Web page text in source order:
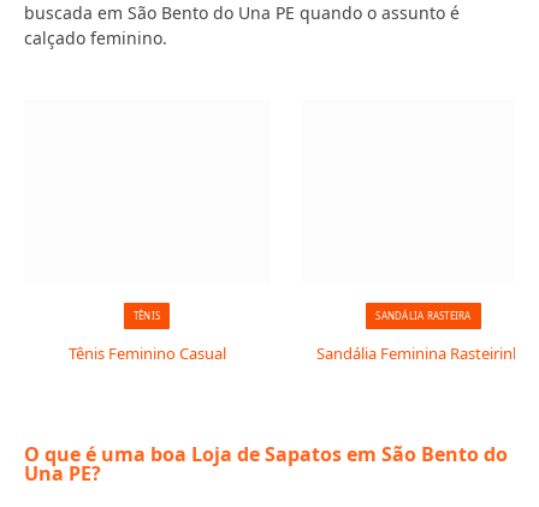
buscada em São Bento do Una PE quando o assunto é
calçado feminino.
TÊNIS
Tênis Feminino Casual
SANDÁLIA RASTEIRA
Sandália Feminina Rasteirinha
O que é uma boa Loja de Sapatos em São Bento do
Una PE?